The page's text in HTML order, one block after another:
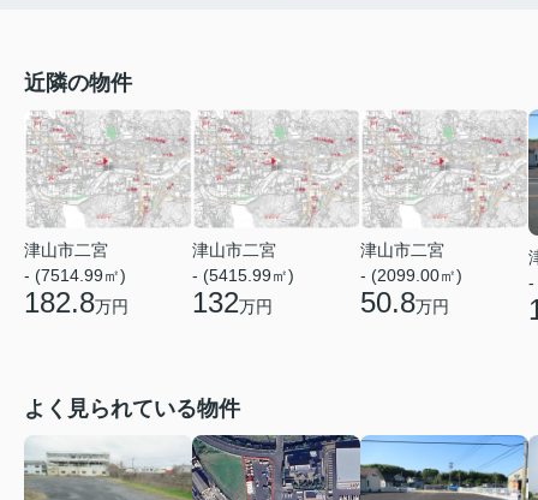
近隣の物件
津山市二宮
- (7514.99㎡)
182.8万円
津山市二宮
- (5415.99㎡)
132万円
津山市二宮
- (2099.00㎡)
50.8万円
-
よく見られている物件